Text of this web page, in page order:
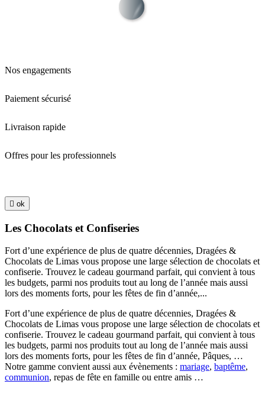
Nos engagements
Paiement sécurisé
Livraison rapide
Offres pour les professionnels
 ok
Les Chocolats et Confiseries
Fort d’une expérience de plus de quatre décennies, Dragées &
Chocolats de Limas vous propose une large sélection de chocolats et
confiserie. Trouvez le cadeau gourmand parfait, qui convient à tous
les budgets, parmi nos produits tout au long de l’année mais aussi
lors des moments forts, pour les fêtes de fin d’année,...
Fort d’une expérience de plus de quatre décennies, Dragées &
Chocolats de Limas vous propose une large sélection de chocolats et
confiserie. Trouvez le cadeau gourmand parfait, qui convient à tous
les budgets, parmi nos produits tout au long de l’année mais aussi
lors des moments forts, pour les fêtes de fin d’année, Pâques, …
Notre gamme convient aussi aux évènements : mariage, baptême,
communion, repas de fête en famille ou entre amis …